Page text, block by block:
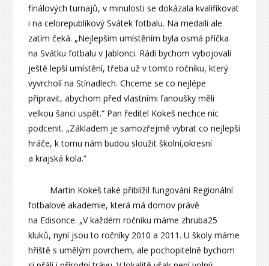
finálových turnajů, v minulosti se dokázala kvalifikovat
i na celorepublikový Svátek fotbalu. Na medaili ale
zatím čeká. „Nejlepším umístěním byla osmá příčka
na Svátku fotbalu v Jablonci. Rádi bychom vybojovali
ještě lepší umístění, třeba už v tomto ročníku, který
vyvrcholí na Stínadlech. Chceme se co nejlépe
připravit, abychom před vlastními fanoušky měli
velkou šanci uspět.“ Pan ředitel Kokeš nechce nic
podcenit. „Základem je samozřejmě vybrat co nejlepší
hráče, k tomu nám budou sloužit školní,okresní
a krajská kola.“
Martin Kokeš také přiblížil fungování Regionální
fotbalové akademie, která má domov právě
na Edisonce. „V každém ročníku máme zhruba25
kluků, nyní jsou to ročníky 2010 a 2011. U školy máme
hřiště s umělým povrchem, ale pochopitelně bychom